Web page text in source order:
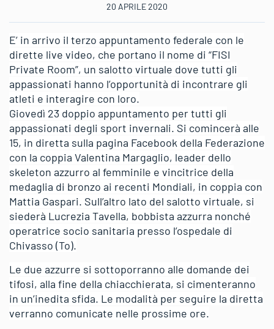
20 APRILE 2020
E’ in arrivo il terzo appuntamento federale con le
dirette live video, che portano il nome di “FISI
Private Room”, un salotto virtuale dove tutti gli
appassionati hanno l’opportunità di incontrare gli
atleti e interagire con loro.
Giovedì 23 doppio appuntamento per tutti gli
appassionati degli sport invernali. Si comincerà alle
15, in diretta sulla pagina Facebook della Federazione
con la coppia Valentina Margaglio, leader dello
skeleton azzurro al femminile e vincitrice della
medaglia di bronzo ai recenti Mondiali, in coppia con
Mattia Gaspari. Sull’altro lato del salotto virtuale, si
siederà Lucrezia Tavella, bobbista azzurra nonché
operatrice socio sanitaria presso l’ospedale di
Chivasso (To).
Le due azzurre si sottoporranno alle domande dei
tifosi, alla fine della chiacchierata, si cimenteranno
in un’inedita sfida. Le modalità per seguire la diretta
verranno comunicate nelle prossime ore.